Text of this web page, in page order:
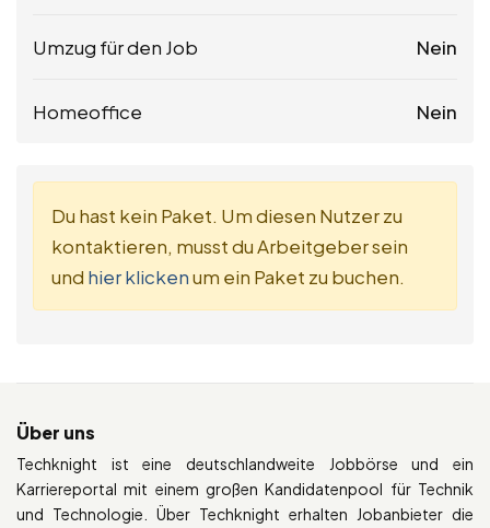
Umzug für den Job Nein
Homeoffice Nein
Du hast kein Paket. Um diesen Nutzer zu
kontaktieren, musst du Arbeitgeber sein
und hier klickenum ein Paket zu buchen.
Über uns
Techknight ist eine deutschlandweite Jobbörse und ein
Karriereportal mit einem großen Kandidatenpool für Technik
und Technologie. Über Techknight erhalten Jobanbieter die